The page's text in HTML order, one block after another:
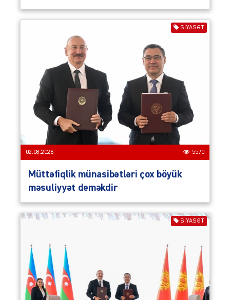
SIYASƏT
02.08.2026 5570
Müttəfiqlik münasibətləri çox böyük
məsuliyyət deməkdir
SIYASƏT